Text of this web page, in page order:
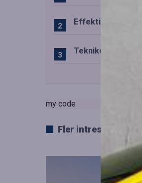
Effektiv drift av
Teknikens roll i
my code
Fler intressanta